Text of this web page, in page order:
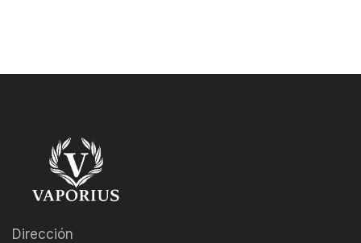
Dirección